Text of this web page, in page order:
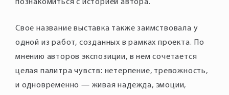
Свое название выставка также заимствовала у
одной из работ, созданных в рамках проекта. По
мнению авторов экспозиции, в нем сочетается
целая палитра чувств: нетерпение, тревожность,
и одновременно — живая надежда, эмоции,